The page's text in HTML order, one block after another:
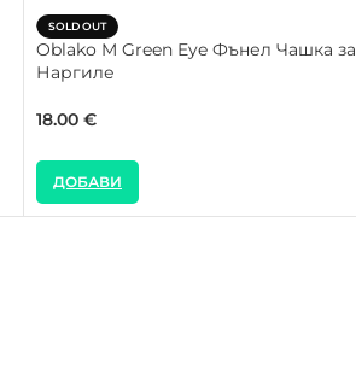
SOLD OUT
Oblako M Green Eye Фънел Чашка за
Наргиле
18.00 €
ДОБАВИ